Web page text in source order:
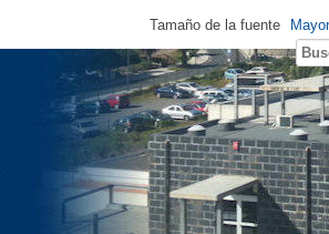
Tamaño de la fuente Mayor